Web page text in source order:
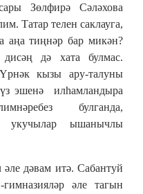
Зөлфирә Сәләхова
Татар телен саклауга,
аңа тиңнәр бар микән?
дә хата булмас.
кызы ару-талуны
эшенә илһамландыра
булганда,
укучылар ышанычлы
әле дәвам итә. Сабантуй
әле тагын